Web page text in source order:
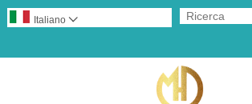
Italiano 